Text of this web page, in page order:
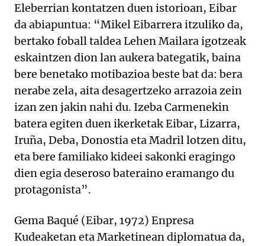
Eleberrian kontatzen duen istorioan, Eibar
da abiapuntua: “Mikel Eibarrera itzuliko da,
bertako foball taldea Lehen Mailara igotzeak
eskaintzen dion lan aukera bategatik, baina
bere benetako motibazioa beste bat da: bera
nerabe zela, aita desagertzeko arrazoia zein
izan zen jakin nahi du. Izeba Carmenekin
batera egiten duen ikerketak Eibar, Lizarra,
Iruña, Deba, Donostia eta Madril lotzen ditu,
eta bere familiako kideei sakonki eragingo
dien egia deseroso bateraino eramango du
protagonista”.
Gema Baqué (Eibar, 1972) Enpresa
Kudeaketan eta Marketinean diplomatua da,